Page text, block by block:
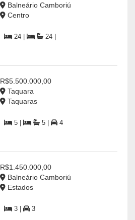
Balneário Camboriú
Centro
24 | 24 |
R$5.500.000,00
Taquara
Taquaras
5 | 5 | 4
R$1.450.000,00
Balneário Camboriú
Estados
3 | 3